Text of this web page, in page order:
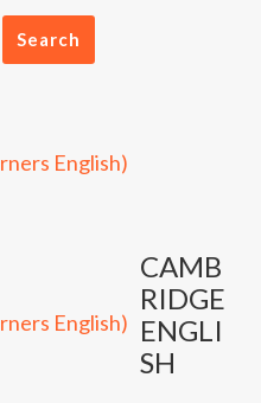
English)
English)
CAMB
RIDGE
ENGLI
SH